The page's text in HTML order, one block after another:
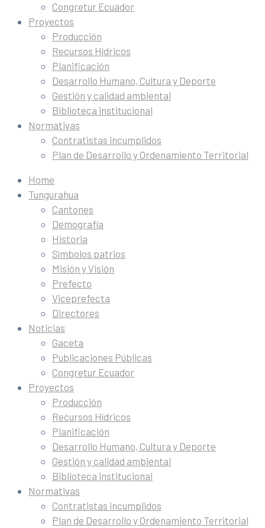
Congretur Ecuador
Proyectos
Producción
Recursos Hídricos
Planificación
Desarrollo Humano, Cultura y Deporte
Gestión y calidad ambiental
Biblioteca institucional
Normativas
Contratistas incumplidos
Plan de Desarrollo y Ordenamiento Territorial
Home
Tungurahua
Cantones
Demografía
Historia
Símbolos patrios
Misión y Visión
Prefecto
Viceprefecta
Directores
Noticias
Gaceta
Publicaciones Públicas
Congretur Ecuador
Proyectos
Producción
Recursos Hídricos
Planificación
Desarrollo Humano, Cultura y Deporte
Gestión y calidad ambiental
Biblioteca institucional
Normativas
Contratistas incumplidos
Plan de Desarrollo y Ordenamiento Territorial